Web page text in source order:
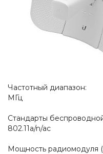
Частотный
МГц
Стандарты
802.11a/n/ac
Мощность